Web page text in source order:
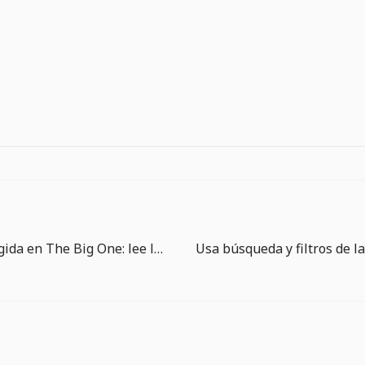
Guía de recogida en The Big One: lee la tensión antes de forzar